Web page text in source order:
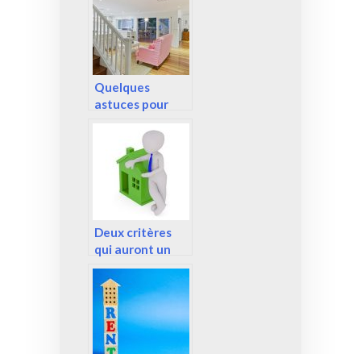
client ?
Quelques
astuces pour
rénover sa
maison ou son
appartement.
Deux critères
qui auront un
poids pour faire
estimer sa
maison!